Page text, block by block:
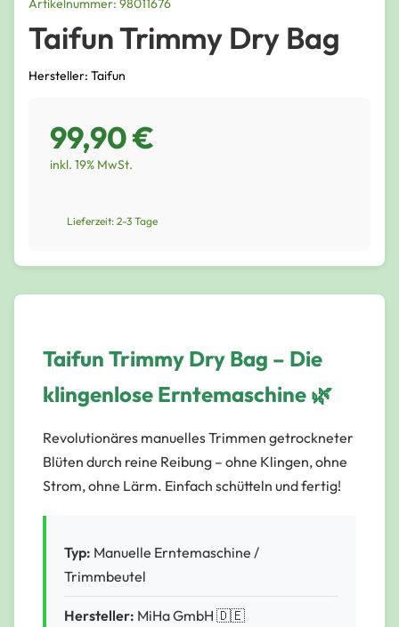
Artikelnummer: 98011676
Taifun Trimmy Dry Bag
Hersteller: Taifun
99,90 €
inkl. 19% MwSt.
Lieferzeit: 2-3 Tage
Taifun Trimmy Dry Bag – Die
klingenlose Erntemaschine 🌿
Revolutionäres manuelles Trimmen getrockneter
Blüten durch reine Reibung – ohne Klingen, ohne
Strom, ohne Lärm. Einfach schütteln und fertig!
Typ: Manuelle Erntemaschine /
Trimmbeutel
Hersteller: MiHa GmbH 🇩🇪